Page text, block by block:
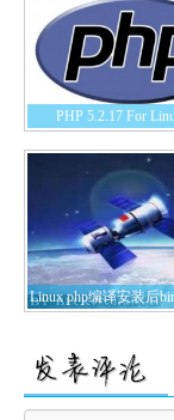
PHP 5.2.17 For